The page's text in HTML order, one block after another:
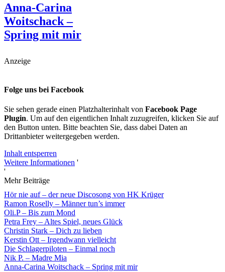
Anna-Carina
Woitschack –
Spring mit mir
Anzeige
Folge uns bei Facebook
Sie sehen gerade einen Platzhalterinhalt von Facebook Page
Plugin. Um auf den eigentlichen Inhalt zuzugreifen, klicken Sie auf
den Button unten. Bitte beachten Sie, dass dabei Daten an
Drittanbieter weitergegeben werden.
Inhalt entsperren
Weitere Informationen '
'
Mehr Beiträge
Hör nie auf – der neue Discosong von HK Krüger
Ramon Roselly – Männer tun’s immer
Oli.P – Bis zum Mond
Petra Frey – Altes Spiel, neues Glück
Christin Stark – Dich zu lieben
Kerstin Ott – Irgendwann vielleicht
Die Schlagerpiloten – Einmal noch
Nik P. – Madre Mia
Anna-Carina Woitschack – Spring mit mir